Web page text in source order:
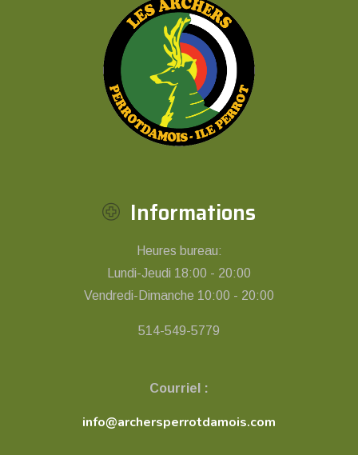
Informations
Heures bureau:
Lundi-Jeudi 18:00 - 20:00
Vendredi-Dimanche 10:00 - 20:00
514-549-5779
Courriel :
info@archersperrotdamois.com